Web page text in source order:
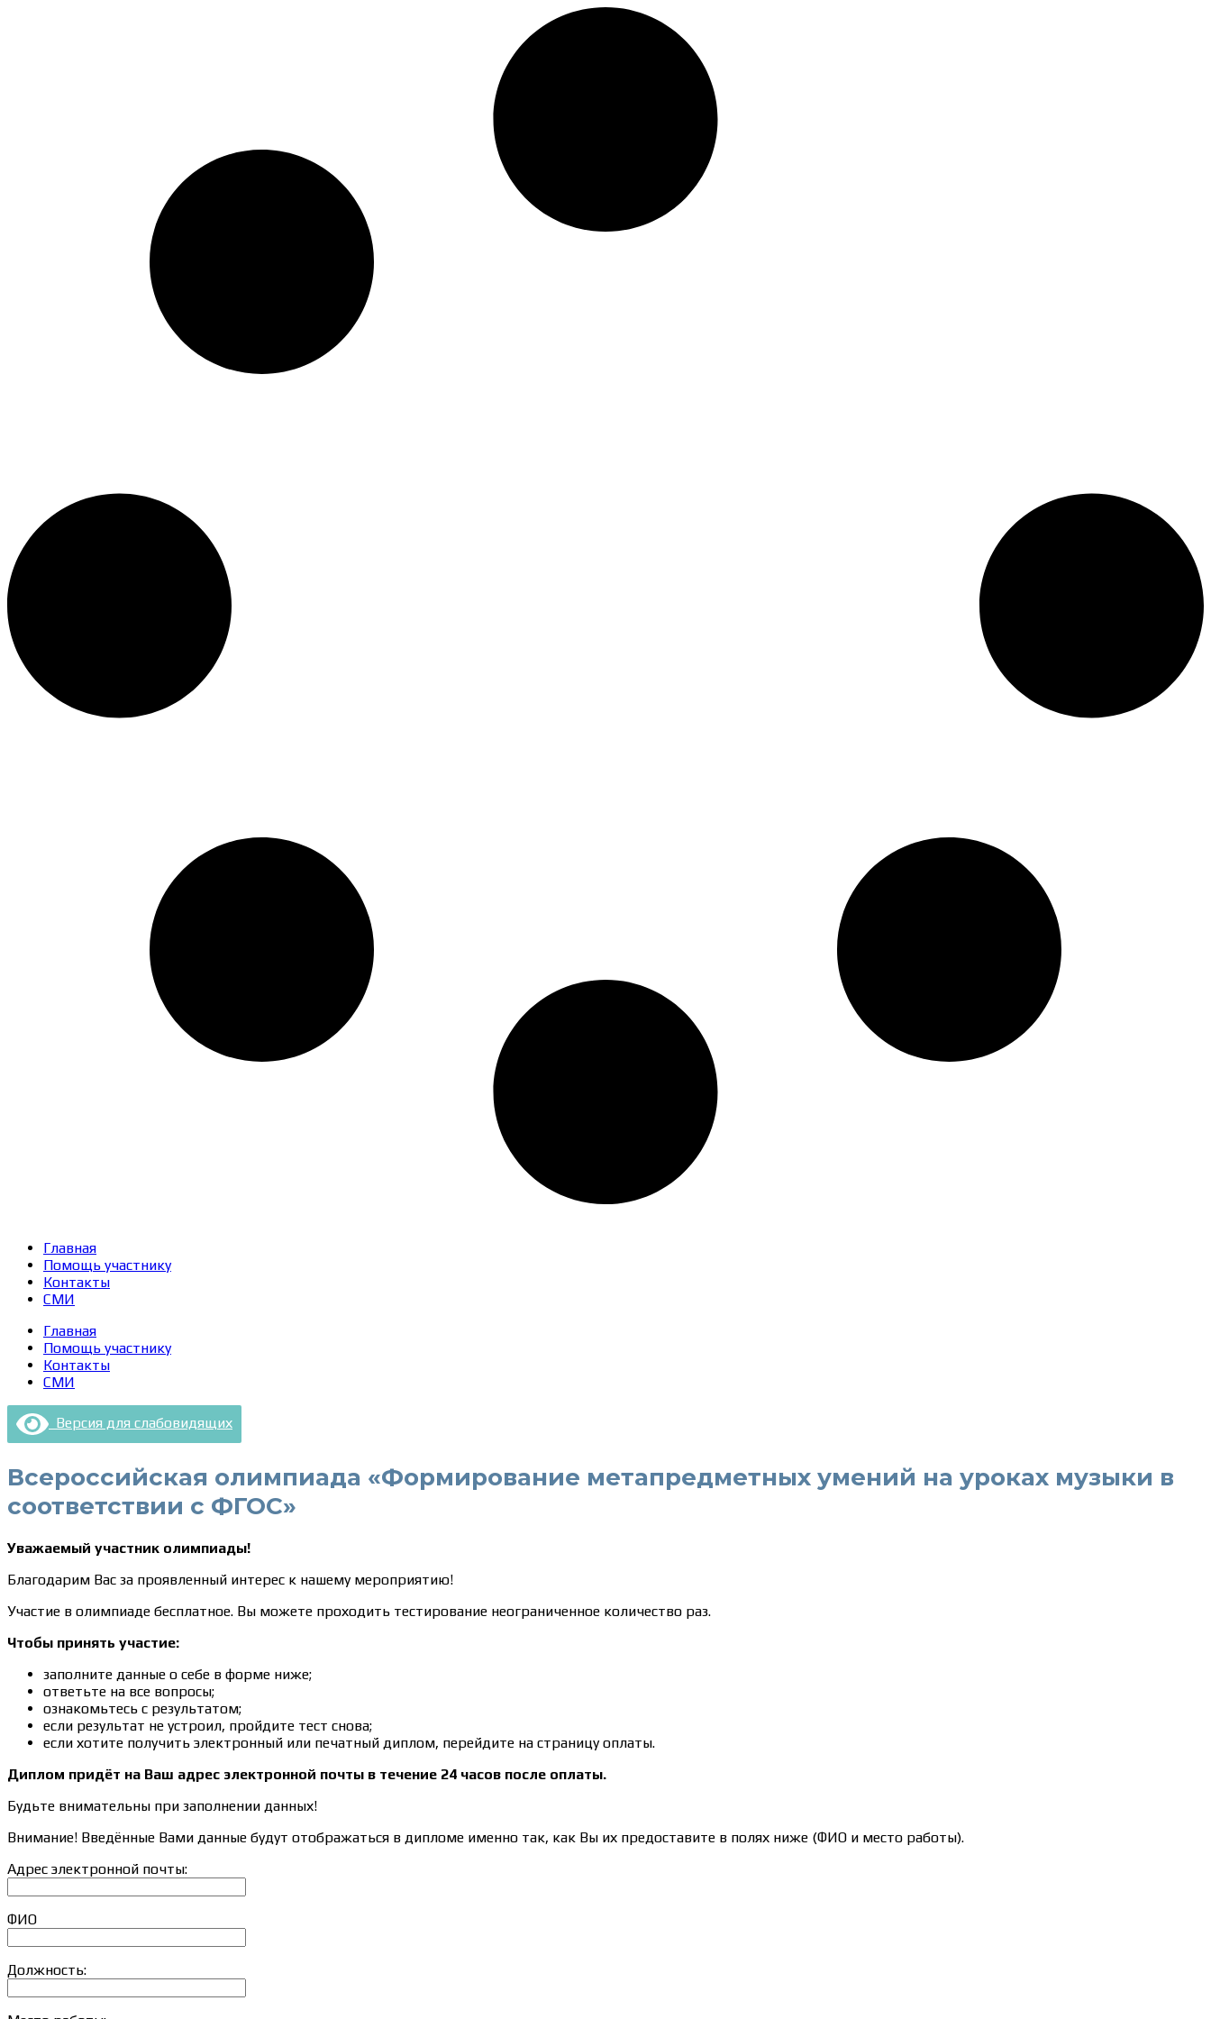
Главная
Помощь участнику
Контакты
СМИ
Главная
Помощь участнику
Контакты
СМИ
Версия для слабовидящих
Всероссийская олимпиада «Формирование метапредметных умений на уроках музыки в
соответствии с ФГОС»
Уважаемый участник олимпиады!
Благодарим Вас за проявленный интерес к нашему мероприятию!
Участие в олимпиаде бесплатное. Вы можете проходить тестирование неограниченное количество раз.
Чтобы принять участие:
заполните данные о себе в форме ниже;
ответьте на все вопросы;
ознакомьтесь с результатом;
если результат не устроил, пройдите тест снова;
если хотите получить электронный или печатный диплом, перейдите на страницу оплаты.
Диплом придёт на Ваш адрес электронной почты в течение 24 часов после оплаты.
Будьте внимательны при заполнении данных!
Внимание! Введённые Вами данные будут отображаться в дипломе именно так, как Вы их предоставите в полях ниже (ФИО и место работы).
Адрес электронной почты:
ФИО
Должность: